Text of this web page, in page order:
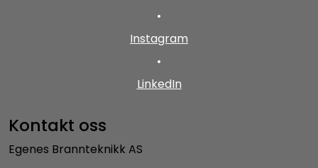
•
Instagram
•
LinkedIn
Kontakt oss
Egenes Brannteknikk AS